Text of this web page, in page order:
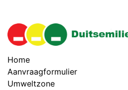
Home
Aanvraagformulier
Umweltzone